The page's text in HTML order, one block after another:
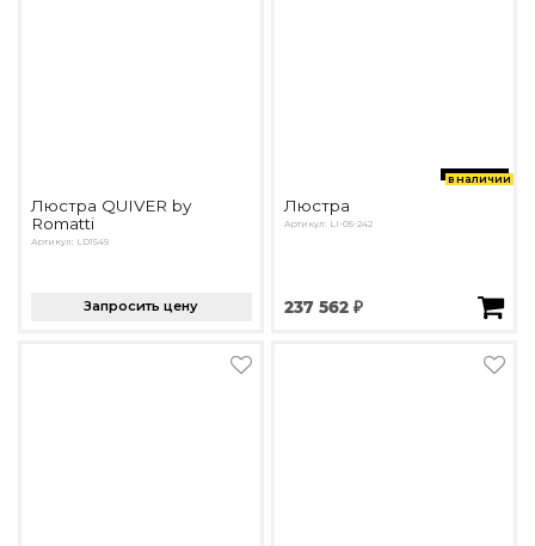
Люстра QUIVER by
Romatti
Артикул: LD1549
Запросить цену
в наличии
Люстра
Артикул: LI-05-242
237 562 ₽